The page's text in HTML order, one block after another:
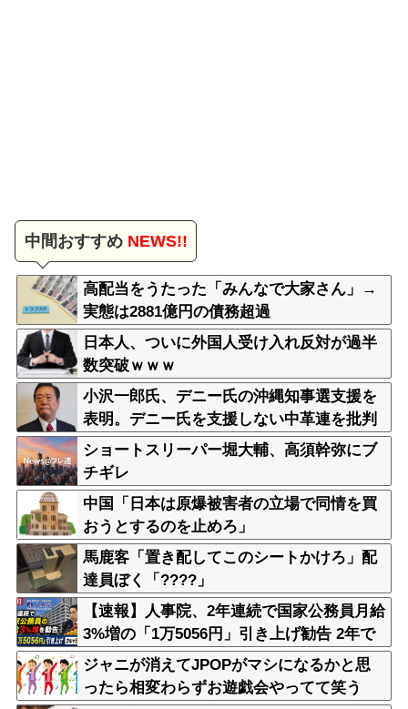
中間おすすめNEWS!!
高配当をうたった「みんなで大家さん」→
実態は2881億円の債務超過
日本人、ついに外国人受け入れ反対が過半
数突破ｗｗｗ
小沢一郎氏、デニー氏の沖縄知事選支援を
表明。デニー氏を支援しない中革連を批判
ショートスリーパー堀大輔、高須幹弥にブ
チギレ
中国「日本は原爆被害者の立場で同情を買
おうとするのを止めろ」
馬鹿客「置き配してこのシートかけろ」配
達員ぼく「????」
【速報】人事院、2年連続で国家公務員月給
3%増の「1万5056円」引き上げ勧告 2年で
6%超え
ジャニが消えてJPOPがマシになるかと思
ったら相変わらずお遊戯会やってて笑う